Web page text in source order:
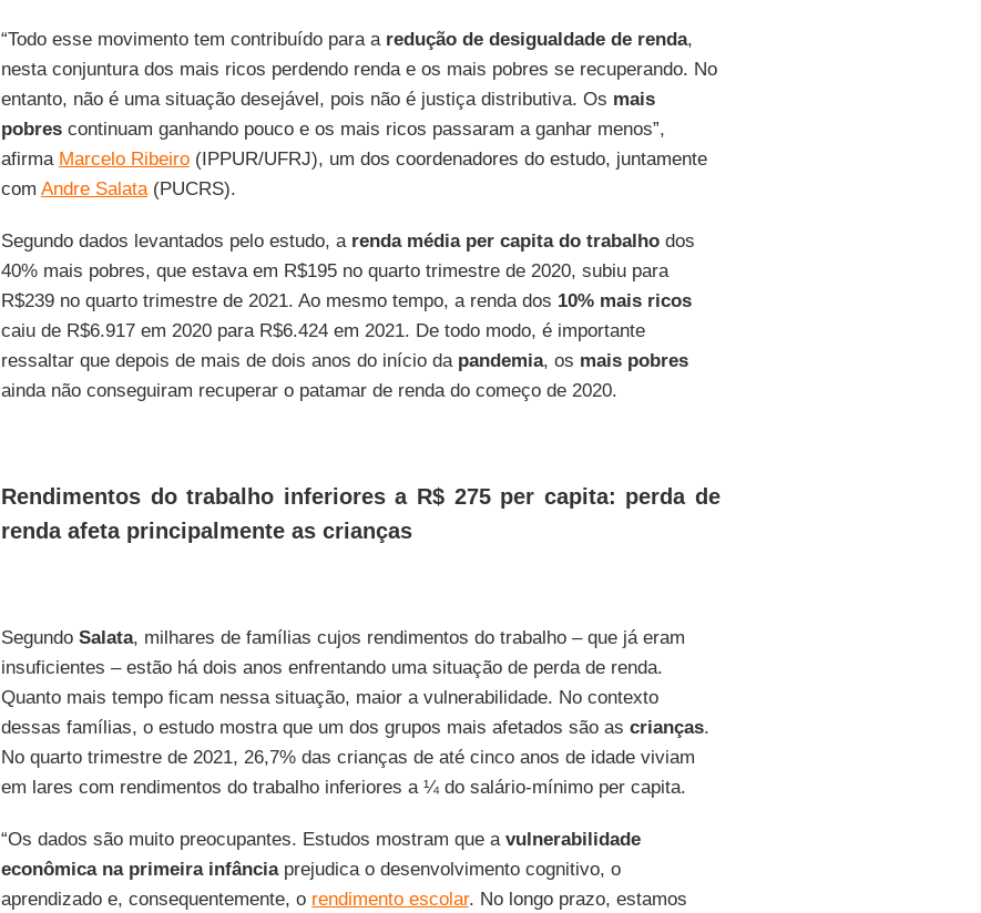
“Todo esse movimento tem contribuído para a redução de desigualdade de renda,
nesta conjuntura dos mais ricos perdendo renda e os mais pobres se recuperando. No
entanto, não é uma situação desejável, pois não é justiça distributiva. Os mais
pobrescontinuam ganhando pouco e os mais ricos passaram a ganhar menos”,
afirma Marcelo Ribeiro(IPPUR/UFRJ), um dos coordenadores do estudo, juntamente
com Andre Salata(PUCRS).
Segundo dados levantados pelo estudo, a renda média per capita do trabalhodos
40% mais pobres, que estava em R$195 no quarto trimestre de 2020, subiu para
R$239 no quarto trimestre de 2021. Ao mesmo tempo, a renda dos 10% mais ricos
caiu de R$6.917 em 2020 para R$6.424 em 2021. De todo modo, é importante
ressaltar que depois de mais de dois anos do início da pandemia, os mais pobres
ainda não conseguiram recuperar o patamar de renda do começo de 2020.
Rendimentos do trabalho inferiores a R$ 275 per capita: perda de
renda afeta principalmente as crianças
Segundo Salata, milhares de famílias cujos rendimentos do trabalho – que já eram
insuficientes – estão há dois anos enfrentando uma situação de perda de renda.
Quanto mais tempo ficam nessa situação, maior a vulnerabilidade. No contexto
dessas famílias, o estudo mostra que um dos grupos mais afetados são as crianças.
No quarto trimestre de 2021, 26,7% das crianças de até cinco anos de idade viviam
em lares com rendimentos do trabalho inferiores a ¼ do salário-mínimo per capita.
“Os dados são muito preocupantes. Estudos mostram que a vulnerabilidade
econômica na primeira infânciaprejudica o desenvolvimento cognitivo, o
aprendizado e, consequentemente, o rendimento escolar. No longo prazo, estamos